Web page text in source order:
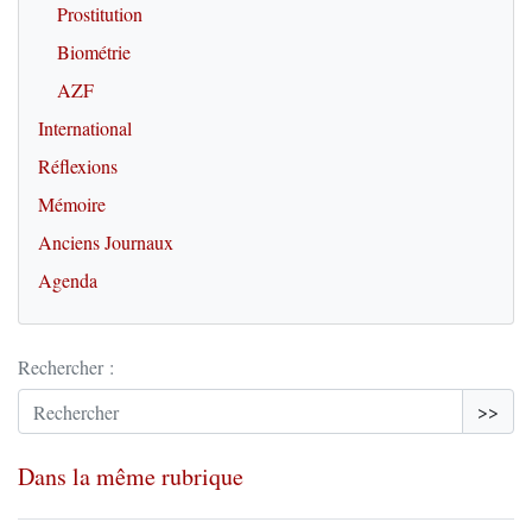
Prostitution
Biométrie
AZF
International
Réflexions
Mémoire
Anciens Journaux
Agenda
Rechercher :
>>
Dans la même rubrique